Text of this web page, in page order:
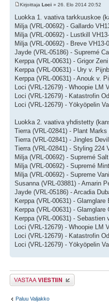
Kirjoittaja Loci » 26. Elo 2014 20:52
Luokka 1. vaativa tarkkuuskoe
Milja (VRL-00692) - Gallardo
Milja (VRL-00692) - Lustkill
Milja (VRL-00692) - Breve VH13-
Jayde (VRL-05186) - Supremé
Kerppa (VRL-00631) - Grigor
Kerppa (VRL-00631) - Ury v.
Kerppa (VRL-00631) - Anouk v.
Loci (VRL-12679) - Whoopie LM
Loci (VRL-12679) - Katastrofin
Loci (VRL-12679) - Yökyöpelin
Luokka 2. vaativa yhdistetty
Tierra (VRL-02841) - Plant
Tierra (VRL-02841) - Jingles
Tierra (VRL-02841) - Styling 224
Milja (VRL-00692) - Supremé
Milja (VRL-00692) - Supremé
Milja (VRL-00692) - Supreme
Susanna (VRL-03881) - Amarin
Jayde (VRL-05186) - Arcadia
Kerppa (VRL-00631) -
Kerppa (VRL-00631) - Glamglare
Kerppa (VRL-00631) - Sebastien
Loci (VRL-12679) - Whoopie LM
Loci (VRL-12679) - Katastrofin
Loci (VRL-12679) - Yökyöpelin
Lähetä vastaus
Paluu Valjakko